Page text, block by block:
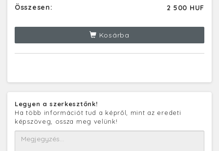
Összesen: 2 500 HUF
Kosárba
Legyen a szerkesztőnk!
Ha több információt tud a képről, mint az eredeti
képszöveg, ossza meg velünk!